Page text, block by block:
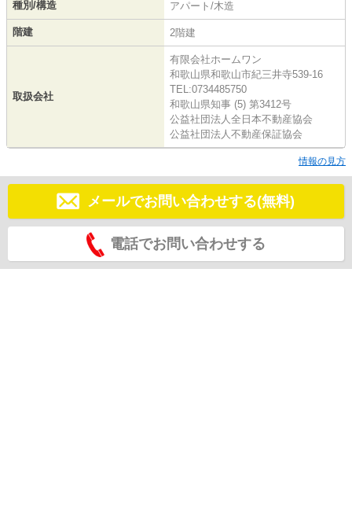
種別/構造 アパート/木造
階建 2階建
取扱会社
有限会社ホームワン
和歌山県和歌山市紀三井寺539-16
TEL:0734485750
和歌山県知事 (5) 第3412号
公益社団法人全日本不動産協会
公益社団法人不動産保証協会
情報の見方
メールでお問い合わせする(無料)
電話でお問い合わせする